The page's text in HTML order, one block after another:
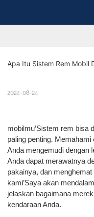
Apa Itu Sistem Rem Mobil
2024-08-24
mobilmu’Sistem rem bisa
paling penting.
Anda mengemudi dengan
Anda dapat merawatnya
pakainya, dan
kami’Saya akan
jelaskan bagaimana
kendaraan Anda.